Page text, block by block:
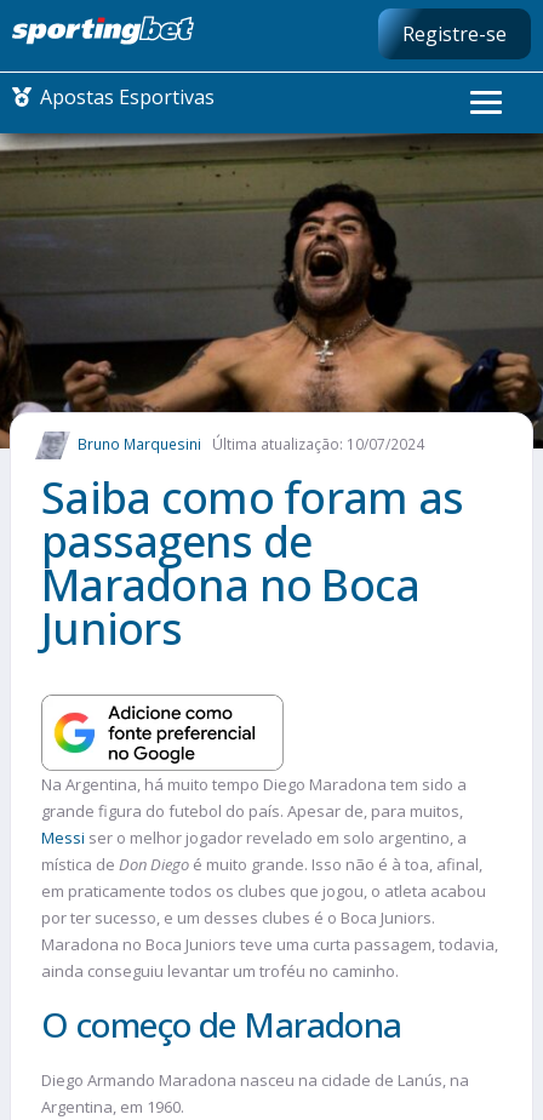
Registre-se
Apostas Esportivas
CONMEBOL LIBERTADORES
FUTEBOL NACIONAL
FUTEBOL INTERNACIONAL
COMO APOSTAR
MAIS ESPORTES
Bruno Marquesini Última atualização: 10/07/2024
Saiba como foram as
passagens de
Maradona no Boca
Juniors
Na Argentina, há muito tempo Diego Maradona tem sido a
grande figura do futebol do país. Apesar de, para muitos,
Messi ser o melhor jogador revelado em solo argentino, a
mística de Don Diego é muito grande. Isso não é à toa, afinal,
em praticamente todos os clubes que jogou, o atleta acabou
por ter sucesso, e um desses clubes é o Boca Juniors.
Maradona no Boca Juniors teve uma curta passagem, todavia,
ainda conseguiu levantar um troféu no caminho.
O começo de Maradona
Diego Armando Maradona nasceu na cidade de Lanús, na
Argentina, em 1960.